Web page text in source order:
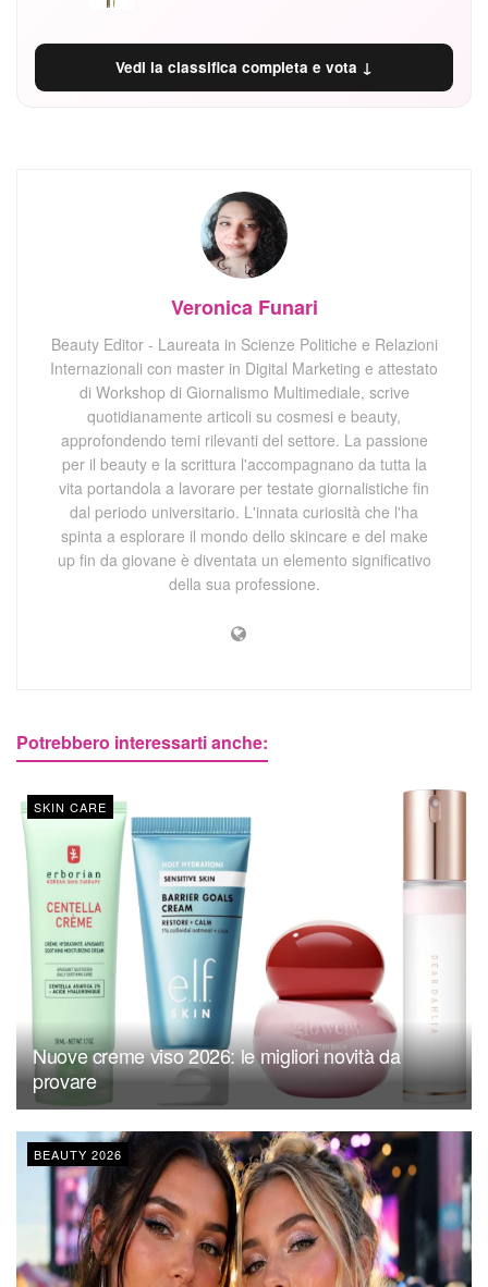
Vedi la classifica completa e vota ↓
Veronica Funari
Beauty Editor - Laureata in Scienze Politiche e Relazioni
Internazionali con master in Digital Marketing e attestato
di Workshop di Giornalismo Multimediale, scrive
quotidianamente articoli su cosmesi e beauty,
approfondendo temi rilevanti del settore. La passione
per il beauty e la scrittura l'accompagnano da tutta la
vita portandola a lavorare per testate giornalistiche fin
dal periodo universitario. L'innata curiosità che l'ha
spinta a esplorare il mondo dello skincare e del make
up fin da giovane è diventata un elemento significativo
della sua professione.
Potrebbero interessarti anche:
SKIN CARE
Nuove creme viso 2026: le migliori novità da
provare
BEAUTY 2026